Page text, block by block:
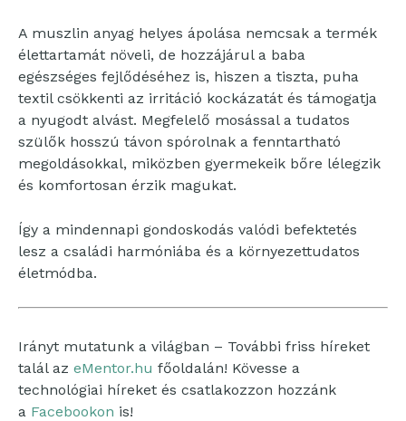
A muszlin anyag helyes ápolása nemcsak a termék
élettartamát növeli, de hozzájárul a baba
egészséges fejlődéséhez is, hiszen a tiszta, puha
textil csökkenti az irritáció kockázatát és támogatja
a nyugodt alvást. Megfelelő mosással a tudatos
szülők hosszú távon spórolnak a fenntartható
megoldásokkal, miközben gyermekeik bőre lélegzik
és komfortosan érzik magukat.
Így a mindennapi gondoskodás valódi befektetés
lesz a családi harmóniába és a környezettudatos
életmódba.
Irányt mutatunk a világban – További friss híreket
talál az eMentor.hu főoldalán! Kövesse a
technológiai híreket és csatlakozzon hozzánk
a Facebookon is!